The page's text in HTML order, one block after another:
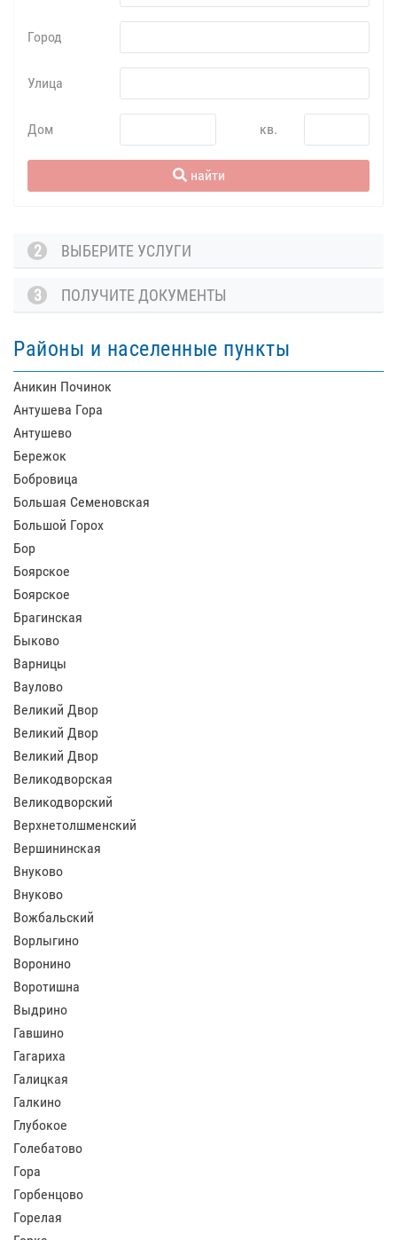
Город
Улица
Дом кв.
найти
2 ВЫБЕРИТЕ УСЛУГИ
3 ПОЛУЧИТЕ ДОКУМЕНТЫ
Районы и населенные пункты
Аникин Починок
Антушева Гора
Антушево
Бережок
Бобровица
Большая Семеновская
Большой Горох
Бор
Боярское
Боярское
Брагинская
Быково
Варницы
Ваулово
Великий Двор
Великий Двор
Великий Двор
Великодворская
Великодворский
Верхнетолшменский
Вершининская
Внуково
Внуково
Вожбальский
Ворлыгино
Воронино
Воротишна
Выдрино
Гавшино
Гагариха
Галицкая
Галкино
Глубокое
Голебатово
Гора
Горбенцово
Горелая